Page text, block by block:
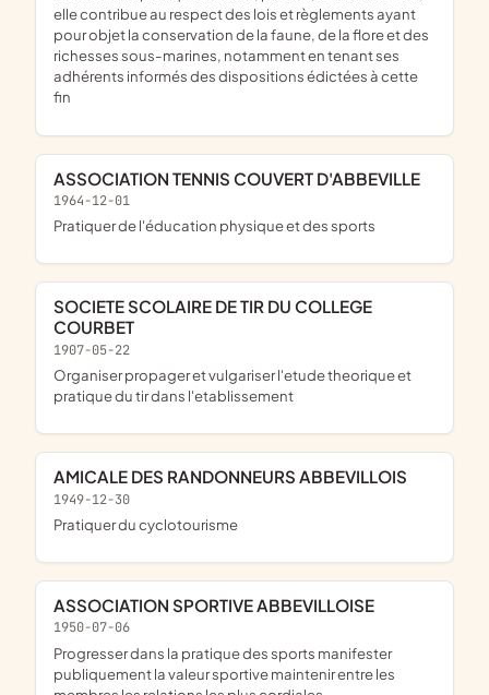
elle contribue au respect des lois et règlements ayant
pour objet la conservation de la faune, de la flore et des
richesses sous-marines, notamment en tenant ses
adhérents informés des dispositions édictées à cette
fin
ASSOCIATION TENNIS COUVERT D'ABBEVILLE
1964-12-01
pratiquer de l'éducation physique et des sports
SOCIETE SCOLAIRE DE TIR DU COLLEGE
COURBET
1907-05-22
organiser propager et vulgariser l'etude theorique et
pratique du tir dans l'etablissement
AMICALE DES RANDONNEURS ABBEVILLOIS
1949-12-30
pratiquer du cyclotourisme
ASSOCIATION SPORTIVE ABBEVILLOISE
1950-07-06
progresser dans la pratique des sports manifester
publiquement la valeur sportive maintenir entre les